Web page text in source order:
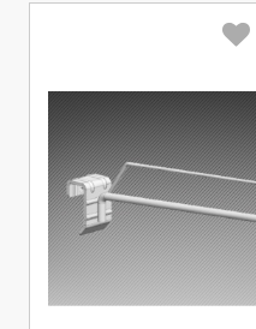
Выберите